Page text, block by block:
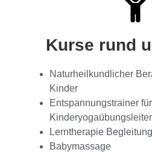
Kurse rund
Naturheilkundlicher
Kinder
Entspannungstrainer
Kinderyogaübungsleiter
Lerntherapie
Babymassage